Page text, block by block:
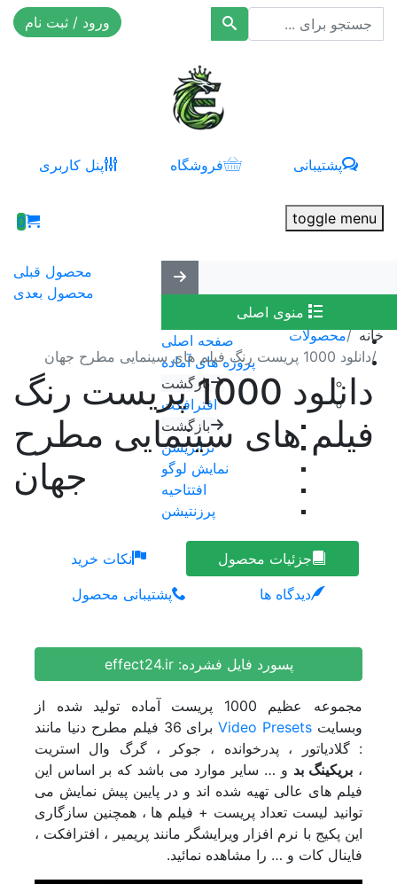
ورود / ثبت نام
پشتیبانی فروشگاه پنل کاربری
toggle menu
0
منوی اصلی
صفحه اصلی
پروژه های آماده
بازگشت
افترافکت
بازگشت
ترانزیشن
نمایش لوگو
افتتاحیه
پرزنتیشن
موشن گرافیک
وله و اینترو
طرح اینستاگرام
اسلایدشو
عناوین زیرنویس
برودکست
اینفوگرافیک
نمایش های ویدیویی
المنت
پریمیر
بازگشت
ترانزیشن
اسلایدشو
محصول قبلی
محصول بعدی
خانه
محصولات
دانلود 1000 پریست رنگ فیلم های سینمایی مطرح جهان
دانلود 1000 پریست رنگ
فیلم های سینمایی مطرح
جهان
جزئیات محصول
نکات خرید
دیدگاه ها
پشتیبانی محصول
پسورد فایل فشرده:effect24.ir
مجموعه عظیم 1000 پریست آماده تولید شده از
وبسایت Video Presets
برای 36 فیلم مطرح دنیا مانند
: گلادیاتور ، پدرخوانده ، جوکر ، گرگ وال استریت
، بریکینگ بد و … سایر موارد می باشد که بر اساس این
فیلم های عالی تهیه شده اند و در پایین پیش نمایش می
توانید لیست تعداد پریست + فیلم ها ، همچنین سازگاری
این پکیج با نرم افزار ویرایشگر مانند پریمیر ، افترافکت ،
فاینال کات و … را مشاهده نمائید.